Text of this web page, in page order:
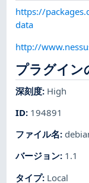
https://
data
http://
プラグイン
深刻度: High
ID: 194891
ファイル名:
バージョン: 1.1
タイプ: Local